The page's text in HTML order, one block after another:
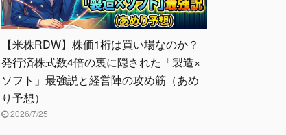
【米株RDW】株価1桁は買い場なのか？
発行済株式数4倍の裏に隠された「製造×
ソフト」最強説と経営陣の攻め筋（あめ
り予想）
2026/7/25